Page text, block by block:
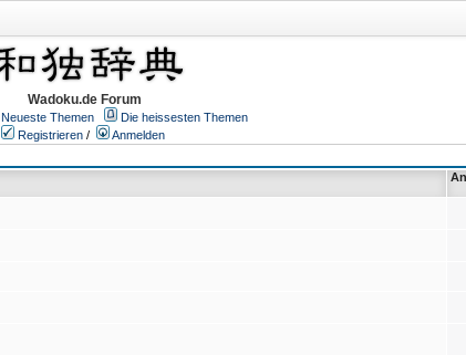
Wadoku.de Forum
Neueste Themen
Die heissesten Themen
Registrieren /
Anmelden